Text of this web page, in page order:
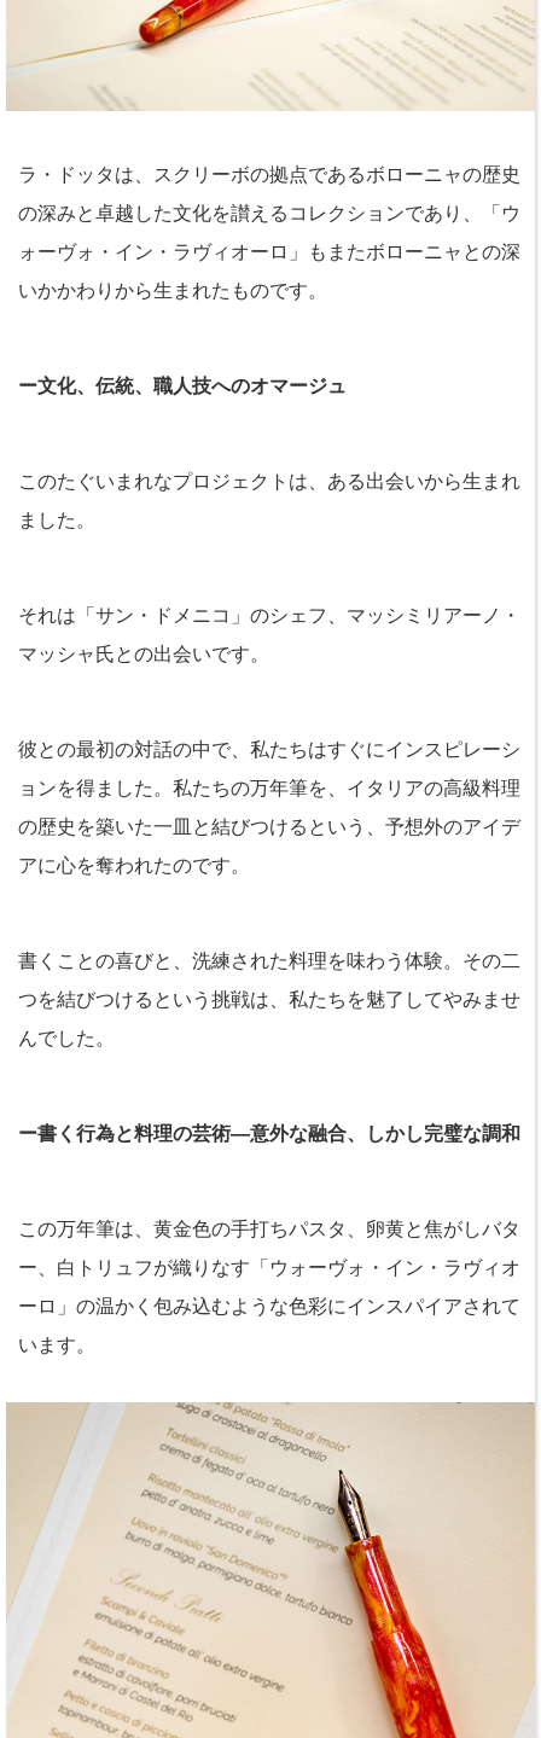
ラ・ドッタは、スクリーボの拠点であるボローニャの歴史
の深みと卓越した文化を讃えるコレクションであり、「ウ
ォーヴォ・イン・ラヴィオーロ」もまたボローニャとの深
いかかわりから生まれたものです。
ー文化、伝統、職人技へのオマージュ
このたぐいまれなプロジェクトは、ある出会いから生まれ
ました。
それは「サン・ドメニコ」のシェフ、マッシミリアーノ・
マッシャ氏との出会いです。
彼との最初の対話の中で、私たちはすぐにインスピレーシ
ョンを得ました。私たちの万年筆を、イタリアの高級料理
の歴史を築いた一皿と結びつけるという、予想外のアイデ
アに心を奪われたのです。
書くことの喜びと、洗練された料理を味わう体験。その二
つを結びつけるという挑戦は、私たちを魅了してやみませ
んでした。
ー書く行為と料理の芸術—意外な融合、しかし完璧な調和
この万年筆は、黄金色の手打ちパスタ、卵黄と焦がしバタ
ー、白トリュフが織りなす「ウォーヴォ・イン・ラヴィオ
ーロ」の温かく包み込むような色彩にインスパイアされて
います。